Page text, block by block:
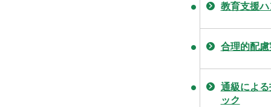
教育支援
合理的配
通級によ
ック